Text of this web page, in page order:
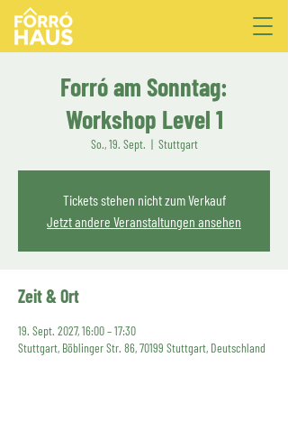
Forró am Sonntag:
Workshop Level 1
So., 19. Sept.
  |
Stuttgart
Tickets stehen nicht zum Verkauf
Jetzt andere Veranstaltungen ansehen
Zeit & Ort
19. Sept. 2027, 16:00 – 17:30
Stuttgart, Böblinger Str. 86, 70199 Stuttgart, Deutschland